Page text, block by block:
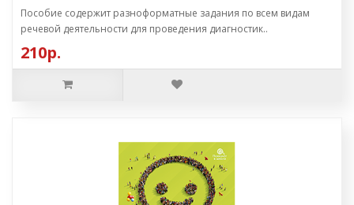
Пособие содержит разноформатные задания по всем видам
речевой деятельности для проведения диагностик..
210р.